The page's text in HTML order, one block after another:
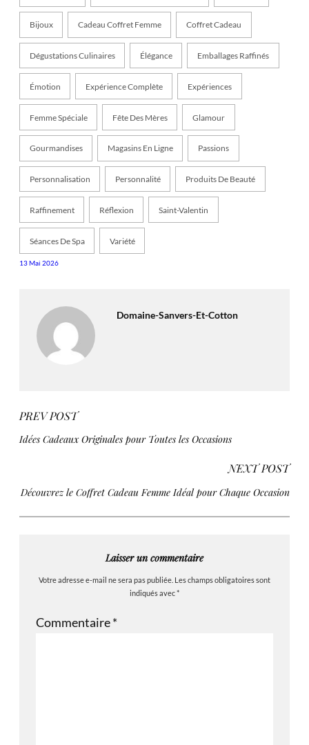
Bijoux Cadeau Coffret Femme Coffret Cadeau
Dégustations Culinaires Élégance Emballages Raffinés
Émotion Expérience Complète Expériences
Femme Spéciale Fête Des Mères Glamour
Gourmandises Magasins En Ligne Passions
Personnalisation Personnalité Produits De Beauté
Raffinement Réflexion Saint-Valentin
Séances De Spa Variété
13 Mai 2026
Domaine-Sanvers-Et-Cotton
PREV POST
Idées Cadeaux Originales pour Toutes les Occasions
NEXT POST
Découvrez le Coffret Cadeau Femme Idéal pour Chaque Occasion
Laisser un commentaire
Votre adresse e-mail ne sera pas publiée. Les champs obligatoires sont
indiqués avec*
Commentaire*